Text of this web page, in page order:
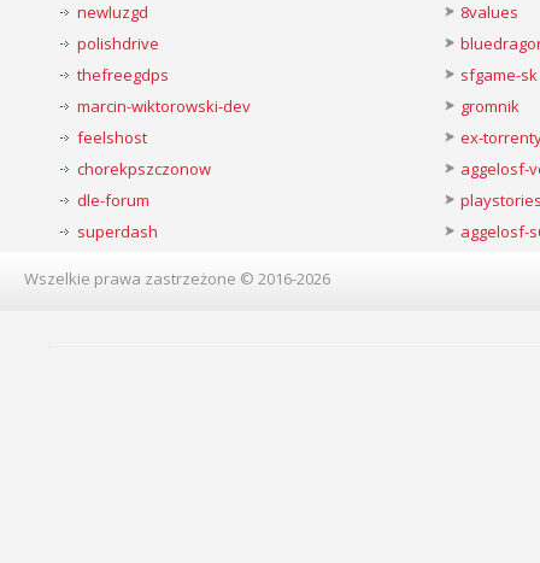
newluzgd
polishdrive
thefreegdps
marcin-wiktorowski-dev
feelshost
chorekpszczonow
dle-forum
superdash
8values
sfgame-sk
gromnik
ex-
aggelosf-
aggelosf-
Wszelkie prawa zastrzeżone © 2016-2026